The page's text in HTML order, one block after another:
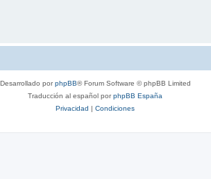
Desarrollado porphpBB® Forum Software © phpBB Limited
Traducción al español porphpBB España
Privacidad | Condiciones